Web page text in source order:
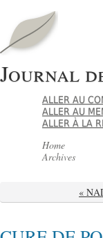
Journal
ALLER AU
ALLER AU
ALLER À LA
Home
Archives
«